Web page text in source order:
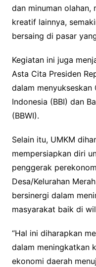
dan minuman olahan,
kreatif lainnya,
bersaing di pasar
Kegiatan ini juga
Asta Cita Presiden
dalam menyukseskan
Indonesia (BBI) dan
(BBWI).
Selain itu, UMKM
mempersiapkan diri
penggerak
Desa/Kelurahan
bersinergi dalam
masyarakat baik di
“Hal ini diharapkan
dalam meningkatkan
ekonomi daerah